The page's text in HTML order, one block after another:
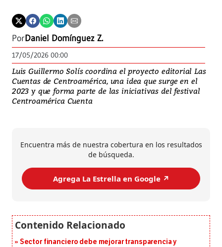
PorDaniel Domínguez Z.
17/05/2026 00:00
Luis Guillermo Solís coordina el proyecto editorial Las
Cuentas de Centroamérica, una idea que surge en el
2023 y que forma parte de las iniciativas del festival
Centroamérica Cuenta
Encuentra más de nuestra cobertura en los resultados
de búsqueda.
Agrega La Estrella en Google ↗️
Sector financiero debe mejorar transparencia y